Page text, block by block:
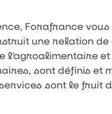
Forafrance
une relation
l'agroalimentaire
sont définis et
sont le fruit